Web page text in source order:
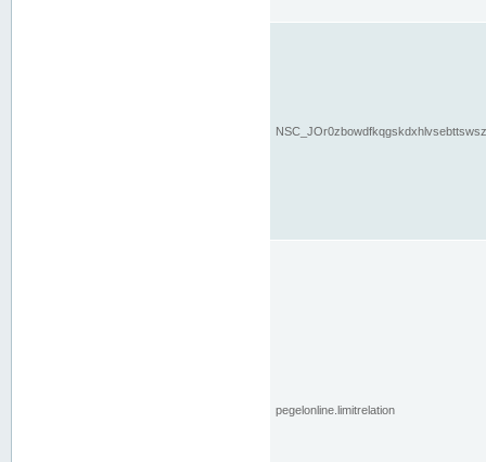
pegelonline.limitrelation